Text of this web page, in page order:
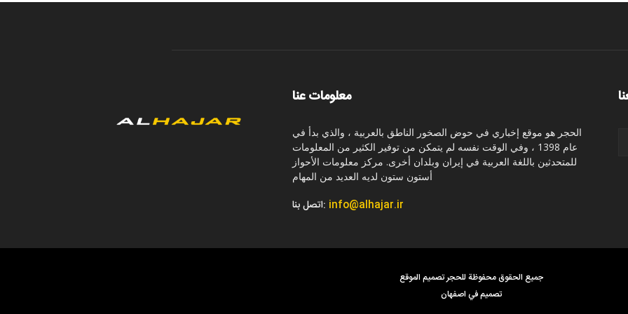
معلومات عنا
الحجر هو موقع إخباري في حوض الصخور الناطق بالعربية ، والذي بدأ في
عام 1398 ، وفي الوقت نفسه لم يتمكن من توفير الكثير من المعلومات
للمتحدثين باللغة العربية في إيران وبلدان أخرى. مركز معلومات الأحواز
أستون ستون لديه العديد من المهام
اتصل بنا: info@alhajar.ir
جميع الحقوق محفوظة للحجر تصميم الموقع
تصميم في اصفهان